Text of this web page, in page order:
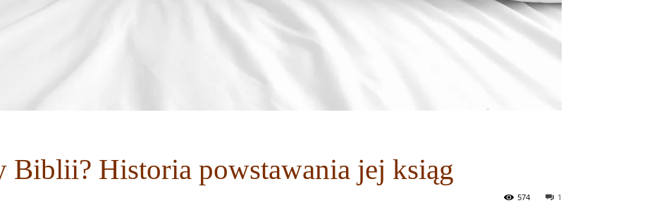
Historia powstawania jej ksiąg
1
574